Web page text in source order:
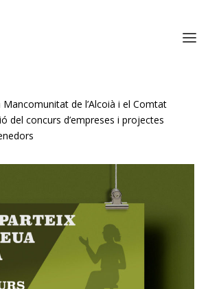
Mancomunitat de l’Alcoià i el Comtat
del concurs d’empreses i projectes